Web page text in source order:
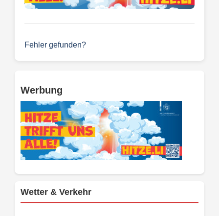
Fehler gefunden?
Werbung
Wetter & Verkehr